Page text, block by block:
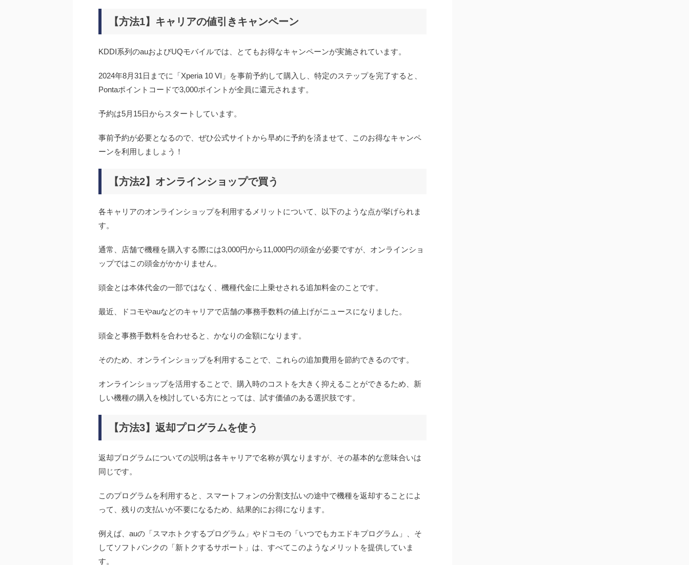
【方法1】キャリアの値引きキャンペーン
KDDI系列のauおよびUQモバイルでは、とてもお得なキャンペーンが実施されています。
2024年8月31日までに「Xperia 10 VI」を事前予約して購入し、特定のステップを完了すると、
Pontaポイントコードで3,000ポイントが全員に還元されます。
予約は5月15日からスタートしています。
事前予約が必要となるので、ぜひ公式サイトから早めに予約を済ませて、このお得なキャンペ
ーンを利用しましょう！
【方法2】オンラインショップで買う
各キャリアのオンラインショップを利用するメリットについて、以下のような点が挙げられま
す。
通常、店舗で機種を購入する際には3,000円から11,000円の頭金が必要ですが、オンラインショ
ップではこの頭金がかかりません。
頭金とは本体代金の一部ではなく、機種代金に上乗せされる追加料金のことです。
最近、ドコモやauなどのキャリアで店舗の事務手数料の値上げがニュースになりました。
頭金と事務手数料を合わせると、かなりの金額になります。
そのため、オンラインショップを利用することで、これらの追加費用を節約できるのです。
オンラインショップを活用することで、購入時のコストを大きく抑えることができるため、新
しい機種の購入を検討している方にとっては、試す価値のある選択肢です。
【方法3】返却プログラムを使う
返却プログラムについての説明は各キャリアで名称が異なりますが、その基本的な意味合いは
同じです。
このプログラムを利用すると、スマートフォンの分割支払いの途中で機種を返却することによ
って、残りの支払いが不要になるため、結果的にお得になります。
例えば、auの「スマホトクするプログラム」やドコモの「いつでもカエドキプログラム」、そ
してソフトバンクの「新トクするサポート」は、すべてこのようなメリットを提供していま
す。